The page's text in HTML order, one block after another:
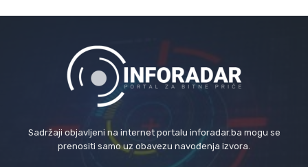
Sadržaji objavljeni na internet portalu inforadar.ba mogu se
prenositi samo uz obavezu navođenja izvora.